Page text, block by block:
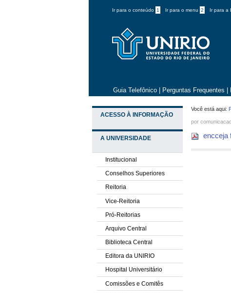
Ir para o conteúdo 1 Ir para o menu 2 Ir para a
Guia Telefônico Perguntas Frequentes
ACESSO À INFORMAÇÃO
A UNIVERSIDADE
Institucional
Conselhos Superiores
Reitoria
Vice-Reitoria
Pró-Reitorias
Arquivo Central
Biblioteca Central
Editora da UNIRIO
Hospital Universitário
Comissões e Comitês
Você está aqui:
por
encceja